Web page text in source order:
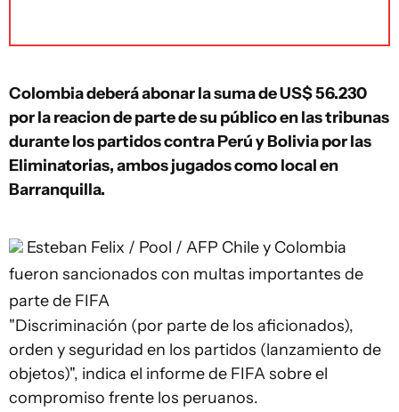
Colombia deberá abonar la suma de US$ 56.230
por la reacion de parte de su público en las tribunas
durante los partidos contra Perú y Bolivia por las
Eliminatorias, ambos jugados como local en
Barranquilla.
Esteban Felix / Pool / AFP Chile y Colombia
fueron sancionados con multas importantes de
parte de FIFA
"Discriminación (por parte de los aficionados),
orden y seguridad en los partidos (lanzamiento de
objetos)", indica el informe de FIFA sobre el
compromiso frente los peruanos.